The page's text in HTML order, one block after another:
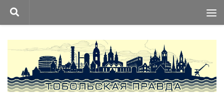
Перейти к содержимому